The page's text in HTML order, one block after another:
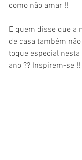
como não amar !!
E quem disse que a
de casa também
toque especial
ano ?? Inspirem-se !!